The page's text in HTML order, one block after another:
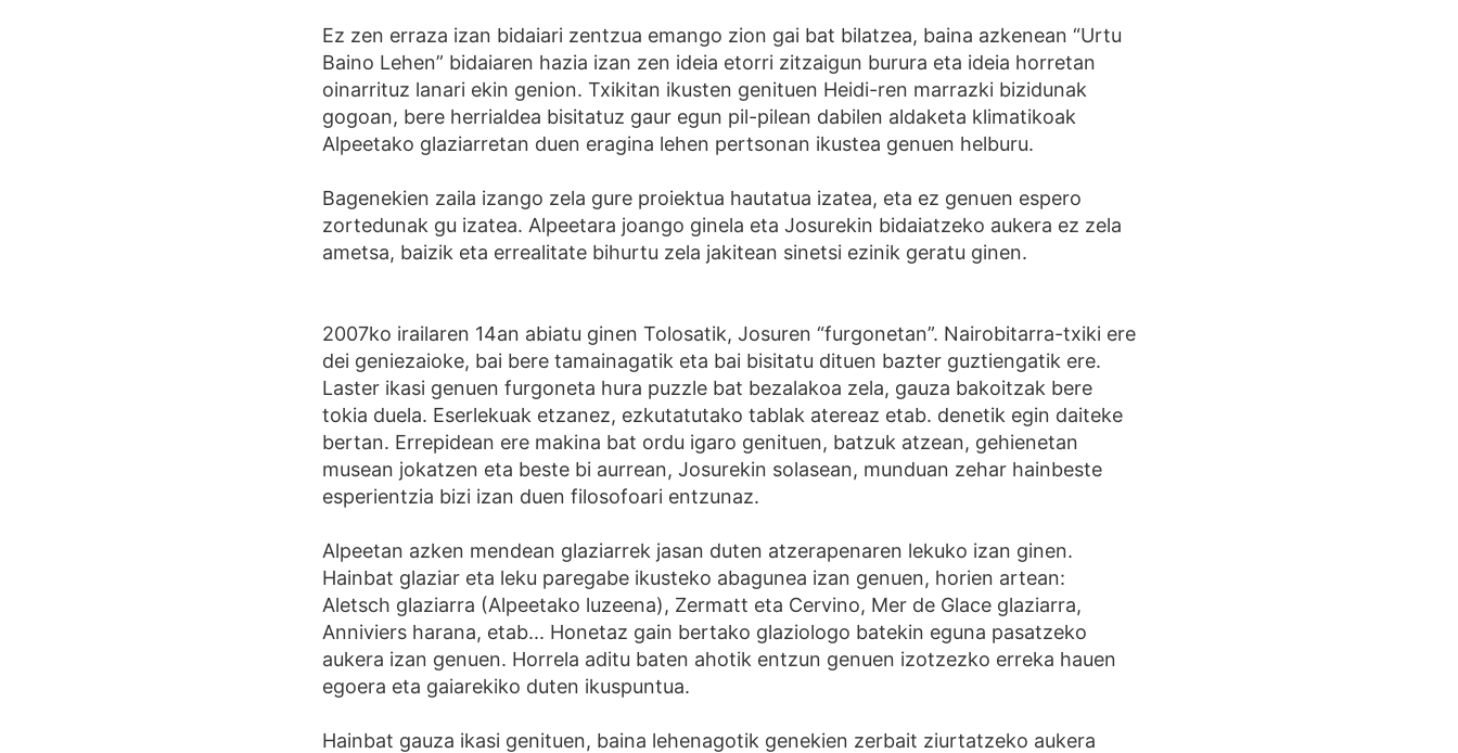
Ez zen erraza izan bidaiari zentzua emango zion gai bat bilatzea, baina azkenean “Urtu
Baino Lehen” bidaiaren hazia izan zen ideia etorri zitzaigun burura eta ideia horretan
oinarrituz lanari ekin genion. Txikitan ikusten genituen Heidi-ren marrazki bizidunak
gogoan, bere herrialdea bisitatuz gaur egun pil-pilean dabilen aldaketa klimatikoak
Alpeetako glaziarretan duen eragina lehen pertsonan ikustea genuen helburu.
Bagenekien zaila izango zela gure proiektua hautatua izatea, eta ez genuen espero
zortedunak gu izatea. Alpeetara joango ginela eta Josurekin bidaiatzeko aukera ez zela
ametsa, baizik eta errealitate bihurtu zela jakitean sinetsi ezinik geratu ginen.
2007ko irailaren 14an abiatu ginen Tolosatik, Josuren “furgonetan”. Nairobitarra-txiki ere
dei geniezaioke, bai bere tamainagatik eta bai bisitatu dituen bazter guztiengatik ere.
Laster ikasi genuen furgoneta hura puzzle bat bezalakoa zela, gauza bakoitzak bere
tokia duela. Eserlekuak etzanez, ezkutatutako tablak atereaz etab. denetik egin daiteke
bertan. Errepidean ere makina bat ordu igaro genituen, batzuk atzean, gehienetan
musean jokatzen eta beste bi aurrean, Josurekin solasean, munduan zehar hainbeste
esperientzia bizi izan duen filosofoari entzunaz.
Alpeetan azken mendean glaziarrek jasan duten atzerapenaren lekuko izan ginen.
Hainbat glaziar eta leku paregabe ikusteko abagunea izan genuen, horien artean:
Aletsch glaziarra (Alpeetako luzeena), Zermatt eta Cervino, Mer de Glace glaziarra,
Anniviers harana, etab... Honetaz gain bertako glaziologo batekin eguna pasatzeko
aukera izan genuen. Horrela aditu baten ahotik entzun genuen izotzezko erreka hauen
egoera eta gaiarekiko duten ikuspuntua.
Hainbat gauza ikasi genituen, baina lehenagotik genekien zerbait ziurtatzeko aukera